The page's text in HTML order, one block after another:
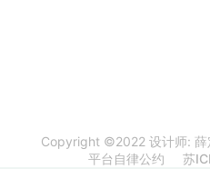
Copyright ©2022 设计师: 薛
平台自律公约
苏